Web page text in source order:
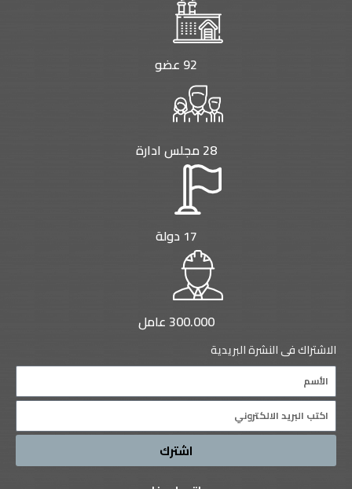
k
r
92 عضو
28 مجلس ادارة
17 دولة
300.000 عامل
الاشتراك فى النشرة البريدية
Name
Email
اشترك